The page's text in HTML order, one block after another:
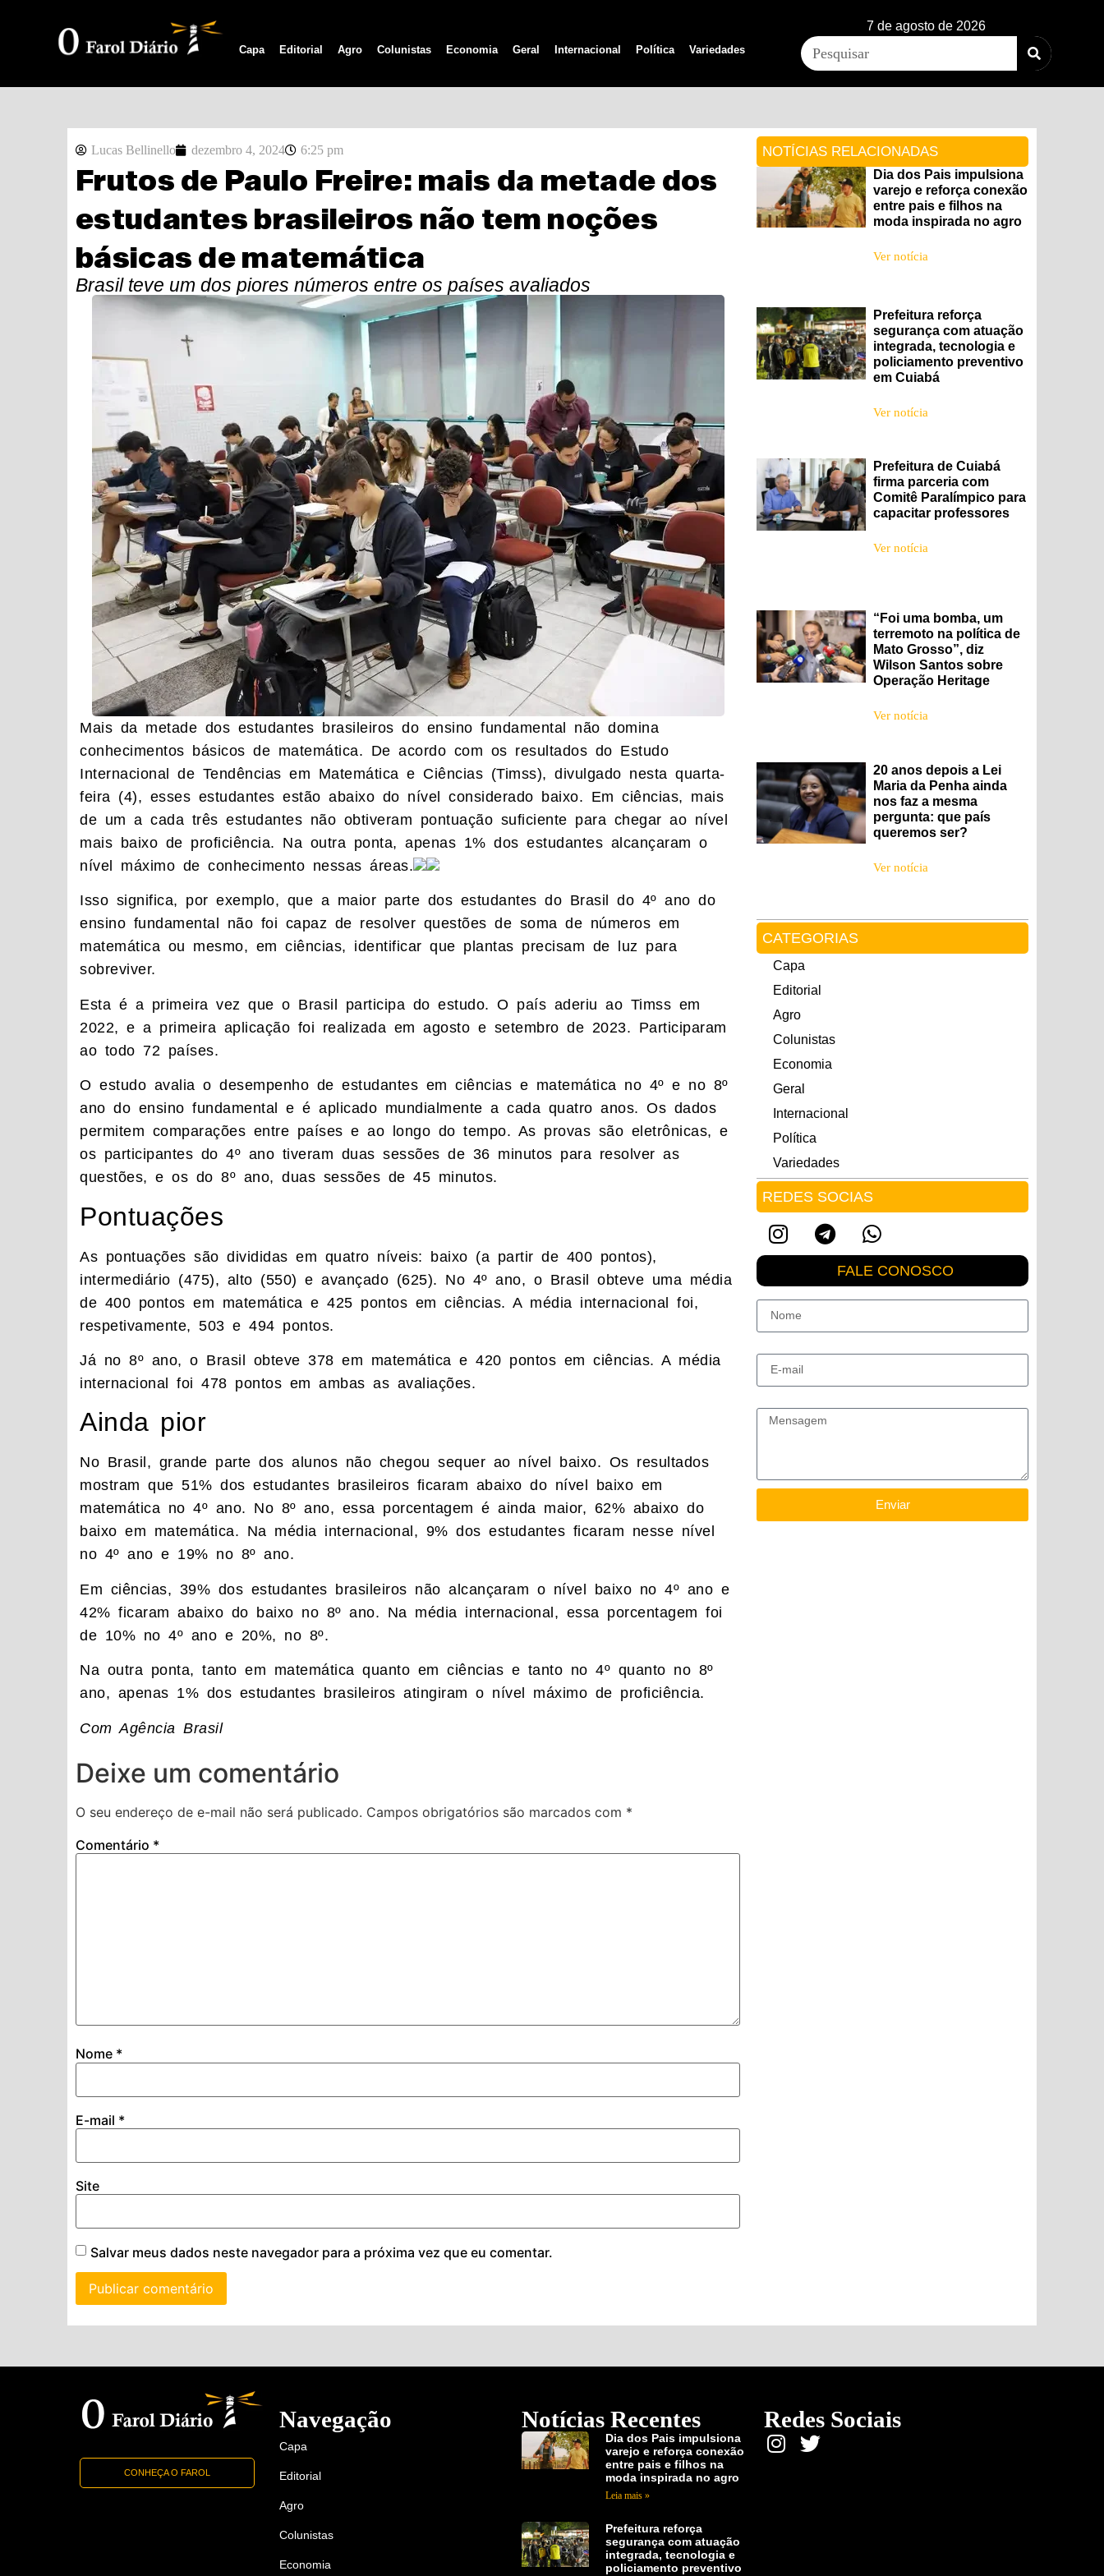
Capa Editorial Agro Colunistas Economia Geral Internacional Política Variedades
7 de agosto de 2026
Lucas Bellinello dezembro 4, 2024 6:25 pm
Frutos de Paulo Freire: mais da metade dos
estudantes brasileiros não tem noções
básicas de matemática
Brasil teve um dos piores números entre os países avaliados
Mais da metade dos estudantes brasileiros do ensino fundamental não domina
conhecimentos básicos de matemática. De acordo com os resultados do Estudo
Internacional de Tendências em Matemática e Ciências (Timss), divulgado nesta quarta-
feira (4), esses estudantes estão abaixo do nível considerado baixo. Em ciências, mais
de um a cada três estudantes não obtiveram pontuação suficiente para chegar ao nível
mais baixo de proficiência. Na outra ponta, apenas 1% dos estudantes alcançaram o
nível máximo de conhecimento nessas áreas.
Isso significa, por exemplo, que a maior parte dos estudantes do Brasil do 4º ano do
ensino fundamental não foi capaz de resolver questões de soma de números em
matemática ou mesmo, em ciências, identificar que plantas precisam de luz para
sobreviver.
Esta é a primeira vez que o Brasil participa do estudo. O país aderiu ao Timss em
2022, e a primeira aplicação foi realizada em agosto e setembro de 2023. Participaram
ao todo 72 países.
O estudo avalia o desempenho de estudantes em ciências e matemática no 4º e no 8º
ano do ensino fundamental e é aplicado mundialmente a cada quatro anos. Os dados
permitem comparações entre países e ao longo do tempo. As provas são eletrônicas, e
os participantes do 4º ano tiveram duas sessões de 36 minutos para resolver as
questões, e os do 8º ano, duas sessões de 45 minutos.
Pontuações
As pontuações são divididas em quatro níveis: baixo (a partir de 400 pontos),
intermediário (475), alto (550) e avançado (625). No 4º ano, o Brasil obteve uma média
de 400 pontos em matemática e 425 pontos em ciências. A média internacional foi,
respetivamente, 503 e 494 pontos.
Já no 8º ano, o Brasil obteve 378 em matemática e 420 pontos em ciências. A média
internacional foi 478 pontos em ambas as avaliações.
Ainda pior
No Brasil, grande parte dos alunos não chegou sequer ao nível baixo. Os resultados
mostram que 51% dos estudantes brasileiros ficaram abaixo do nível baixo em
matemática no 4º ano. No 8º ano, essa porcentagem é ainda maior, 62% abaixo do
baixo em matemática. Na média internacional, 9% dos estudantes ficaram nesse nível
no 4º ano e 19% no 8º ano.
Em ciências, 39% dos estudantes brasileiros não alcançaram o nível baixo no 4º ano e
42% ficaram abaixo do baixo no 8º ano. Na média internacional, essa porcentagem foi
de 10% no 4º ano e 20%, no 8º.
Na outra ponta, tanto em matemática quanto em ciências e tanto no 4º quanto no 8º
ano, apenas 1% dos estudantes brasileiros atingiram o nível máximo de proficiência.
Com Agência Brasil
Deixe um comentário
O seu endereço de e-mail não será publicado. Campos obrigatórios são marcados com *
Comentário *
Nome *
E-mail *
Site
Salvar meus dados neste navegador para a próxima vez que eu comentar.
NOTÍCIAS RELACIONADAS
Dia dos Pais impulsiona
varejo e reforça conexão
entre pais e filhos na
moda inspirada no agro
Ver notícia
Prefeitura reforça
segurança com atuação
integrada, tecnologia e
policiamento preventivo
em Cuiabá
Ver notícia
Prefeitura de Cuiabá
firma parceria com
Comitê Paralímpico para
capacitar professores
Ver notícia
“Foi uma bomba, um
terremoto na política de
Mato Grosso”, diz
Wilson Santos sobre
Operação Heritage
Ver notícia
20 anos depois a Lei
Maria da Penha ainda
nos faz a mesma
pergunta: que país
queremos ser?
Ver notícia
CATEGORIAS
Capa
Editorial
Agro
Colunistas
Economia
Geral
Internacional
Política
Variedades
REDES SOCIAS
FALE CONOSCO
Enviar
CONHEÇA O FAROL
Navegação
Capa
Editorial
Agro
Colunistas
Economia
Notícias Recentes
Dia dos Pais impulsiona
varejo e reforça conexão
entre pais e filhos na
moda inspirada no agro
Leia mais »
Prefeitura reforça
segurança com atuação
integrada, tecnologia e
policiamento preventivo
Redes Sociais